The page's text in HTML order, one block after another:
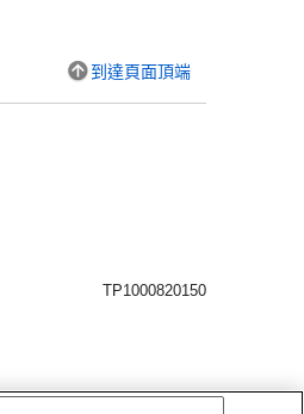
到達頁面頂端
TP1000820150